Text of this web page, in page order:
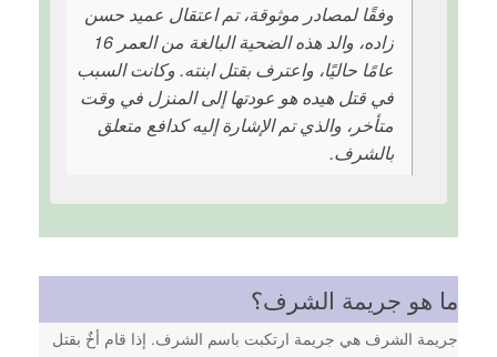
وفقًا لمصادر موثوقة، تم اعتقال عميد حسن
زاده، والد هذه الضحية البالغة من العمر 16
عامًا حاليًا، واعترف بقتل ابنته. وكانت السبب
في قتل هيده هو عودتها إلى المنزل في وقت
متأخر، والذي تم الإشارة إليه كدافع متعلق
بالشرف.
ما هو جريمة الشرف؟
جريمة الشرف هي جريمة ارتكبت باسم الشرف. إذا قام أخٌ بقتل